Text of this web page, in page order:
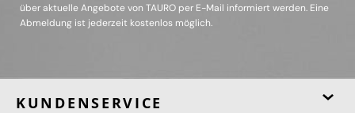
über aktuelle Angebote von TAURO per E-Mail informiert werden. Eine
Abmeldung ist jederzeit kostenlos möglich.
KUNDENSERVICE